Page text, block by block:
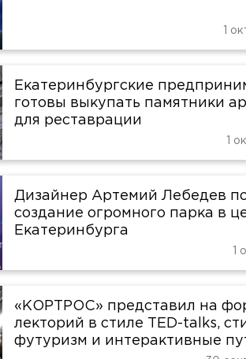
1
Екатеринбургские
готовы выкупать памятники
для реставрации
1
Дизайнер Артемий Лебедев
создание огромного парка в
Екатеринбурга
1
«КОРТРОС» представил на
лекторий в стиле TED-talks,
футуризм и интерактивные